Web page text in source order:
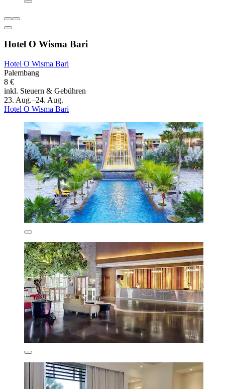
Hotel O Wisma Bari
Hotel O Wisma Bari
Palembang
8 €
inkl. Steuern & Gebühren
23. Aug.–24. Aug.
Hotel O Wisma Bari